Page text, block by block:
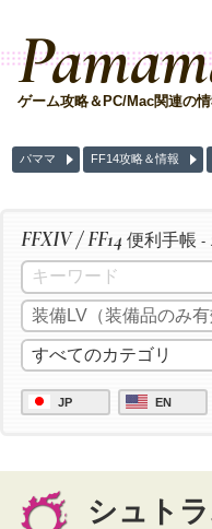
ゲーム攻略＆PC/Mac関連の
パママ FF14攻略＆情報
FFXIV / FF14 便利手帳 -
JP EN
シュト